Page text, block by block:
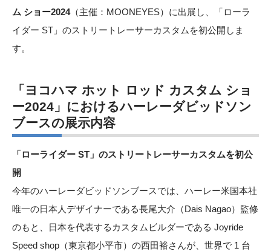
ム ショー2024（主催：MOONEYES）に出展し、「ローラ
イダー ST」のストリートレーサーカスタムを初公開しま
す。
「 ヨコハマ ホット ロッド カスタム ショ
ー2024 」におけるハーレーダビッドソン
ブースの展示内容
「ローライダー ST」のストリートレーサーカスタムを初公
開
今年のハーレーダビッドソンブースでは、ハーレー米国本社
唯一の日本人デザイナーである長尾大介（Dais Nagao）監修
のもと、日本を代表するカスタムビルダーである Joyride
Speed shop（東京都小平市）の西田裕さんが、世界で 1 台